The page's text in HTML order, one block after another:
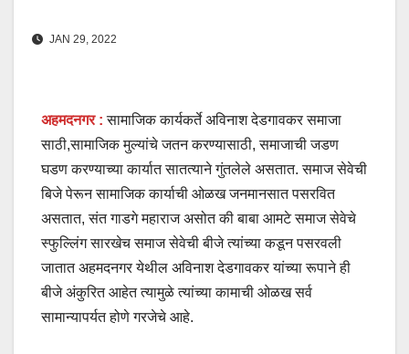
JAN 29, 2022
अहमदनगर :सामाजिक कार्यकर्ते अविनाश देडगावकर समाजा
साठी,सामाजिक मुल्यांचे जतन करण्यासाठी, समाजाची जडण
घडण करण्याच्या कार्यात सातत्याने गुंतलेले असतात. समाज सेवेची
बिजे पेरून सामाजिक कार्याची ओळख जनमानसात पसरवित
असतात, संत गाडगे महाराज असोत की बाबा आमटे समाज सेवेचे
स्फुल्लिंग सारखेच समाज सेवेची बीजे त्यांच्या कडून पसरवली
जातात अहमदनगर येथील अविनाश देडगावकर यांच्या रूपाने ही
बीजे अंकुरित आहेत त्यामुळे त्यांच्या कामाची ओळख सर्व
सामान्यापर्यत होणे गरजेचे आहे.